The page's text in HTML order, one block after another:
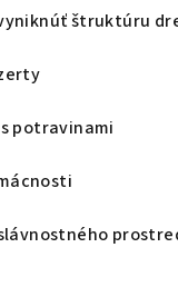
štruktúru
potravinami